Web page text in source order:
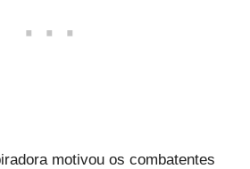
motivou os combatentes